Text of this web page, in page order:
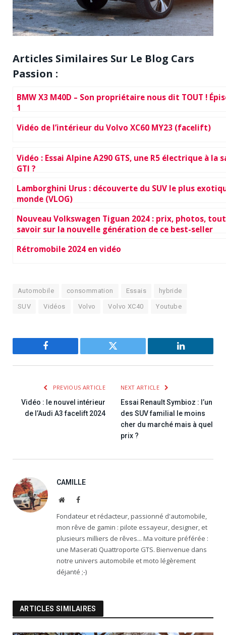
Articles Similaires Sur Le Blog Cars
Passion :
BMW X3 M40D – Son propriétaire nous dit TOUT !
1
Vidéo de l’intérieur du Volvo XC60 MY23 (facelift)
Vidéo : Essai Alpine A290 GTS, une R5 électrique à la
GTI ?
Lamborghini Urus : découverte du SUV le plus
monde (VLOG)
Nouveau Volkswagen Tiguan 2024 : prix, photos, tout
savoir sur la nouvelle génération de ce best-seller
Rétromobile 2024 en vidéo
Automobile consommation Essais hybride
SUV Vidéos Volvo Volvo XC40 Youtube
Facebook Twitter LinkedIn
PREVIOUS ARTICLE
Vidéo : le nouvel intérieur
de l’Audi A3 facelift 2024
NEXT ARTICLE
Essai Renault Symbioz : l’un
des SUV familial le moins
cher du marché mais à quel
prix ?
CAMILLE
WebsiteFacebook
Fondateur et rédacteur, passionné d'automobile,
mon rêve de gamin : pilote essayeur, designer, et
plusieurs milliers de rêves... Ma voiture préférée :
une Maserati Quattroporte GTS. Bienvenue dans
notre univers automobile et moto légèrement
déjanté ;-)
ARTICLES SIMILAIRES